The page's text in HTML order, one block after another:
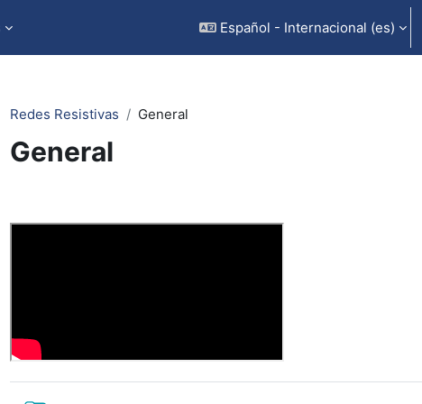
Español - Internacional ‎(es)‎
Redes Resistivas General
General